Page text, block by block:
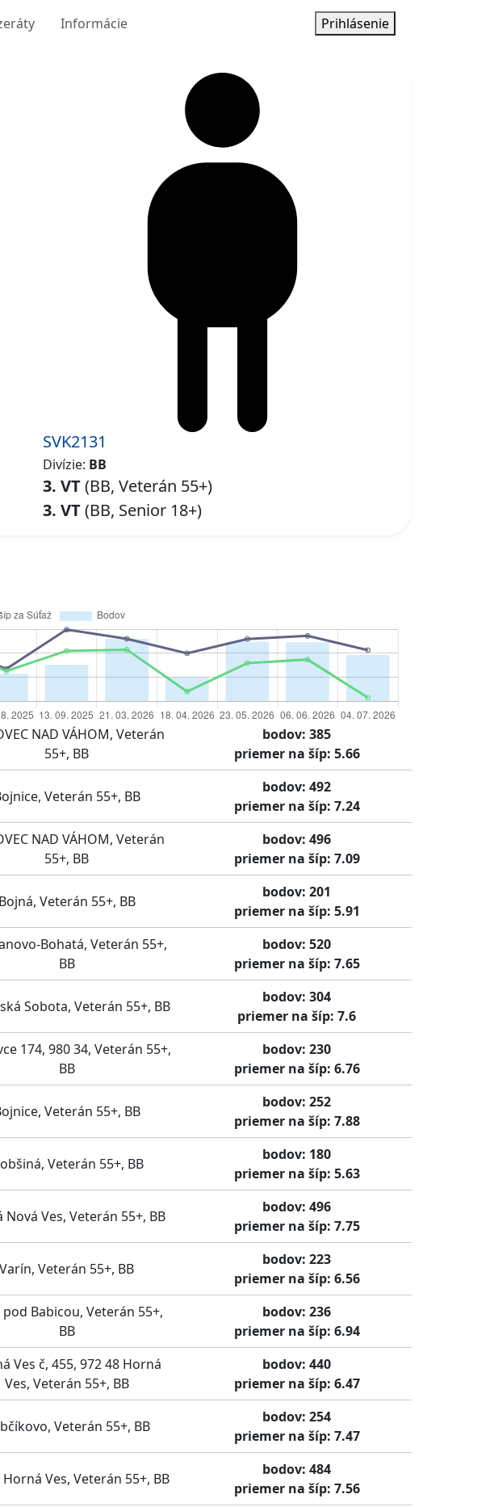
Prihlásenie
Informácie
SVK2131
Divízie: BB
3. VT(BB, Veterán 55+)
3. VT(BB, Senior 18+)
NAD VÁHOM, Veterán
55+, BB
bodov: 385
priemer na šíp: 5.66
Veterán 55+, BB
bodov: 492
priemer na šíp: 7.24
NAD VÁHOM, Veterán
55+, BB
bodov: 496
priemer na šíp: 7.09
Bojná, Veterán 55+, BB
bodov: 201
priemer na šíp: 5.91
Bohatá, Veterán 55+,
BB
bodov: 520
priemer na šíp: 7.65
Sobota, Veterán 55+, BB
bodov: 304
priemer na šíp: 7.6
174, 980 34, Veterán 55+,
BB
bodov: 230
priemer na šíp: 6.76
Veterán 55+, BB
bodov: 252
priemer na šíp: 7.88
Veterán 55+, BB
bodov: 180
priemer na šíp: 5.63
Nová Ves, Veterán 55+, BB
bodov: 496
priemer na šíp: 7.75
Varín, Veterán 55+, BB
bodov: 223
priemer na šíp: 6.56
pod Babicou, Veterán 55+,
BB
bodov: 236
priemer na šíp: 6.94
Ves č, 455, 972 48 Horná
Ves, Veterán 55+, BB
bodov: 440
priemer na šíp: 6.47
Veterán 55+, BB
bodov: 254
priemer na šíp: 7.47
Horná Ves, Veterán 55+, BB
bodov: 484
priemer na šíp: 7.56